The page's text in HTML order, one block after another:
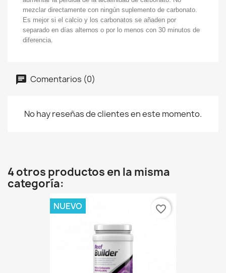
mezclar directamente con ningún suplemento de carbonato.
Es mejor si el calcio y los carbonatos se añaden por
separado en días alternos o por lo menos con 30 minutos de
diferencia.
Comentarios (0)
No hay reseñas de clientes en este momento.
4 otros productos en la misma
categoría:
NUEVO favorite_border